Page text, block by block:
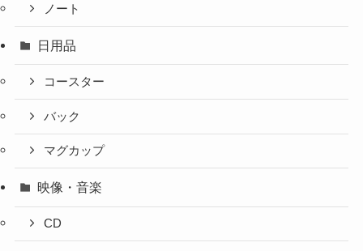
ノート
日用品
コースター
バック
マグカップ
映像・音楽
CD